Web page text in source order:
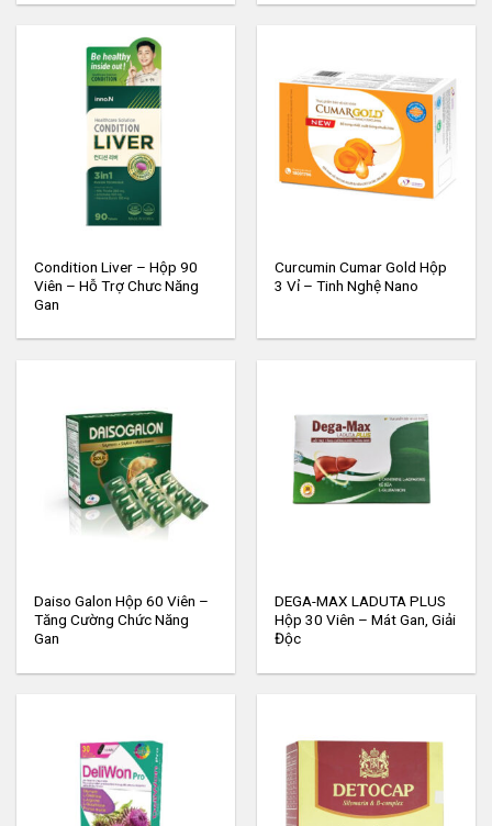
Condition Liver – Hộp 90
Viên – Hỗ Trợ Chưc Năng
Gan
Curcumin Cumar Gold Hộp
3 Vỉ – Tinh Nghệ Nano
Daiso Galon Hộp 60 Viên –
Tăng Cường Chức Năng
Gan
DEGA-MAX LADUTA PLUS
Hộp 30 Viên – Mát Gan, Giải
Độc